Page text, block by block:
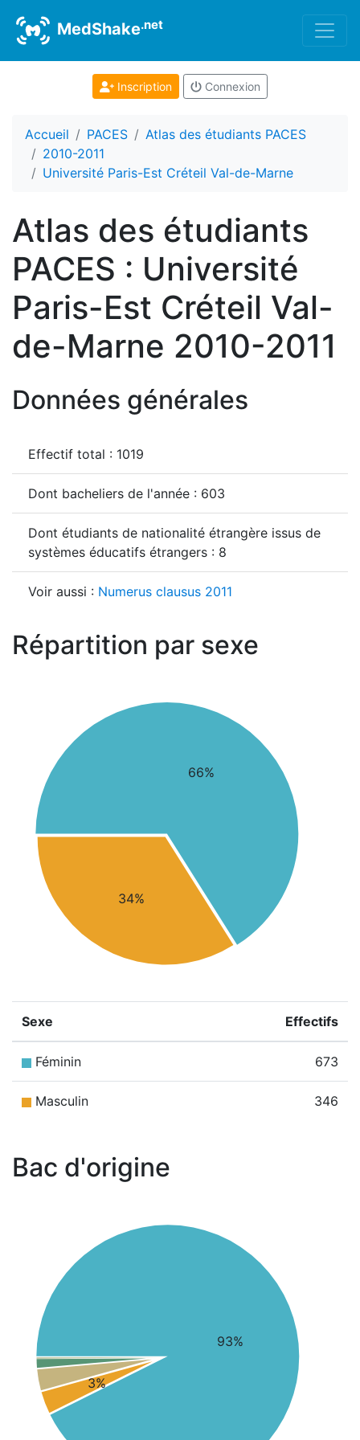
MedShake.net
Inscription Connexion
Accueil PACES
Atlas des étudiants PACES
2010-2011
Université Paris-Est Créteil Val-de-Marne
Atlas des étudiants
PACES : Université
Paris-Est Créteil Val-
de-Marne 2010-2011
Données générales
Effectif total : 1019
Dont bacheliers de l'année : 603
Dont étudiants de nationalité étrangère issus de
systèmes éducatifs étrangers : 8
Voir aussi : Numerus clausus 2011
Répartition par sexe
66%
34%
Sexe Effectifs
Féminin 673
Masculin 346
Bac d'origine
93%
3%